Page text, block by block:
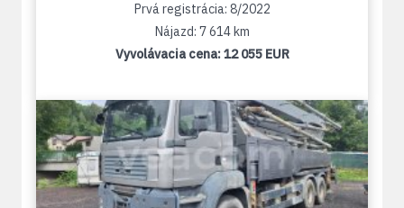
Prvá registrácia: 8/2022
Nájazd: 7 614 km
Vyvolávacia cena:12 055 EUR